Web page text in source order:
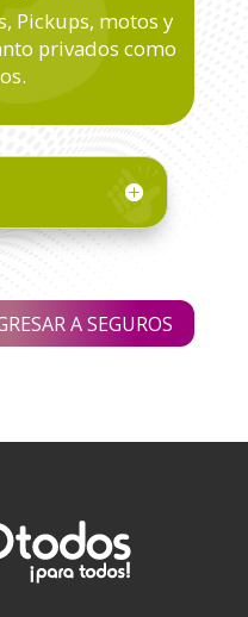
Pickups, motos y
privados como
A SEGUROS